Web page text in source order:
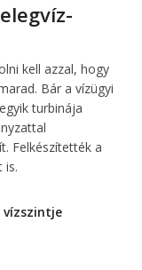
kell azzal, hogy
Bár a vízügyi
turbinája
Felkészítették a
is.
vízszintje